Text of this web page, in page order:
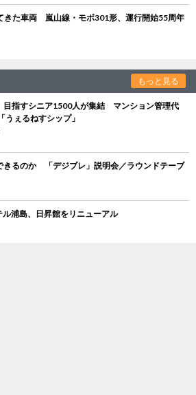
きた車両 嵐山線・モボ301形、運行開始55周年
もっと見る
目指すシニア1500人が集結 マンション管理代
うぇるねすシップ」
きるのか 「デジブレ」説明会／ラウンドテーブ
浦島、日昇館をリニューアル